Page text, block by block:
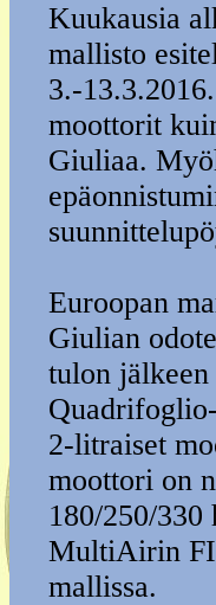
Kuukausia
mallisto
3.-
moottorit
Giuliaa.
Euroopan
Giulian
tulon
2-litraiset
moottori on
180/250/
MultiAirin
mallissa.